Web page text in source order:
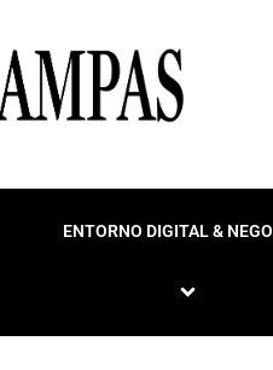
ENTORNO DIGITAL &